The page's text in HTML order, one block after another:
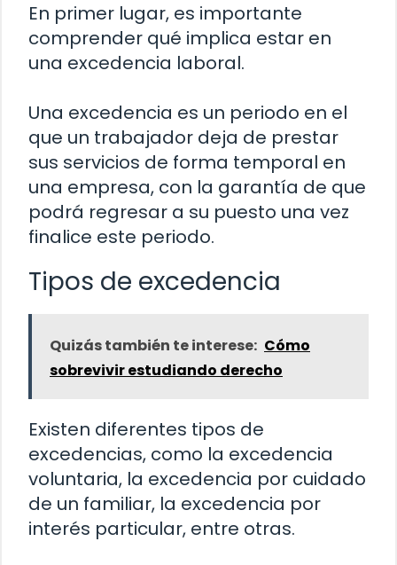
En primer lugar, es importante
comprender qué implica estar en
una excedencia laboral.
Una excedencia es un periodo en el
que un trabajador deja de prestar
sus servicios de forma temporal en
una empresa, con la garantía de que
podrá regresar a su puesto una vez
finalice este periodo.
Tipos de excedencia
Quizás también te interese: Cómo
sobrevivir estudiando derecho
Existen diferentes tipos de
excedencias, como la excedencia
voluntaria, la excedencia por cuidado
de un familiar, la excedencia por
interés particular, entre otras.